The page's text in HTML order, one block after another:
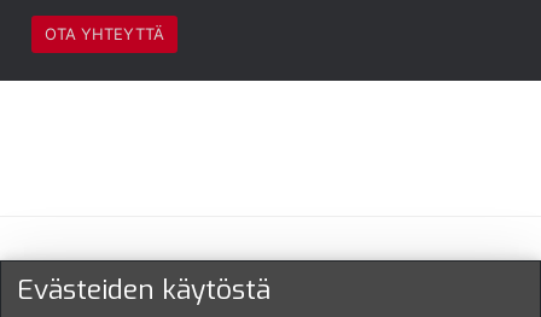
OTA YHTEYTTÄ
Maksu- ja toimitustavat
Evästeiden käytöstä